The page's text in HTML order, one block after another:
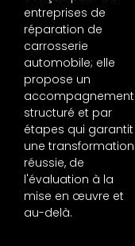
entreprises de
réparation de
carrosserie
automobile; elle
propose un
accompagnement
structuré et par
étapes qui garantit
une transformation
réussie, de
l'évaluation à la
mise en œuvre et
au-delà.